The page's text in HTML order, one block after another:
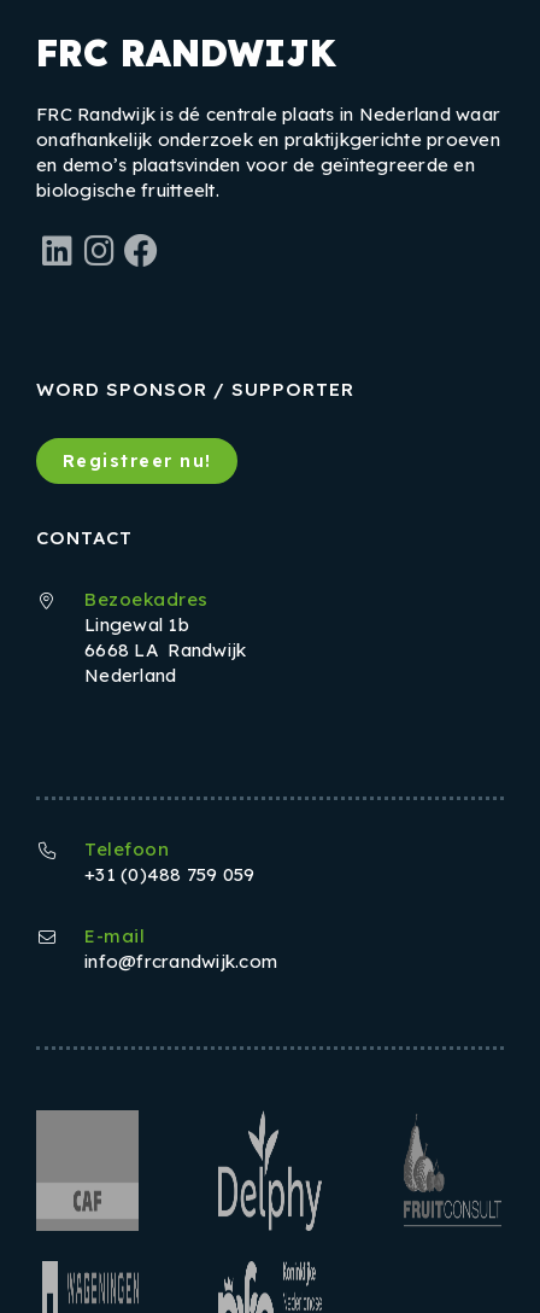
FRC RANDWIJK
FRC Randwijk is dé centrale plaats in Nederland waar
onafhankelijk onderzoek en praktijkgerichte proeven
en demo’s plaatsvinden voor de geïntegreerde en
biologische fruitteelt.
LinkedIn
Instagram
CONTACT
Bezoekadres
Lingewal 1b
6668 LA Randwijk
Nederland
Telefoon
+31 (0)488 759 059
E-mail
info@frcrandwijk.com
WORD SPONSOR / SUPPORTER
Registreer nu!